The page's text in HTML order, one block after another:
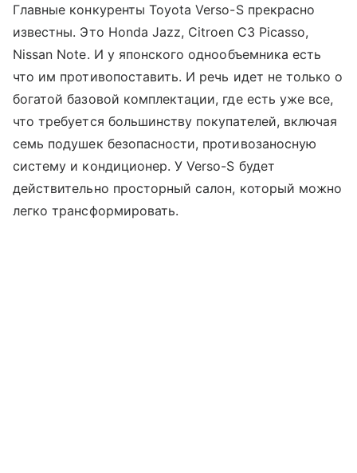
Главные конкуренты Toyota Verso-S прекрасно
известны. Это Honda Jazz, Citroen C3 Picasso,
Nissan Note. И у японского однообъемника есть
что им противопоставить. И речь идет не только о
богатой базовой комплектации, где есть уже все,
что требуется большинству покупателей, включая
семь подушек безопасности, противозаносную
систему и кондиционер. У Verso-S будет
действительно просторный салон, который можно
легко трансформировать.